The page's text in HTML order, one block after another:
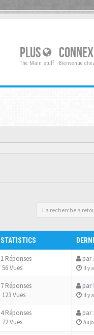
PLUS
The Main stuff Bienvenue
La recherche a
STATISTICS
1 Réponses
56 Vues
par
il y
7 Réponses
123 Vues
par
il y
4 Réponses
72 Vues
par